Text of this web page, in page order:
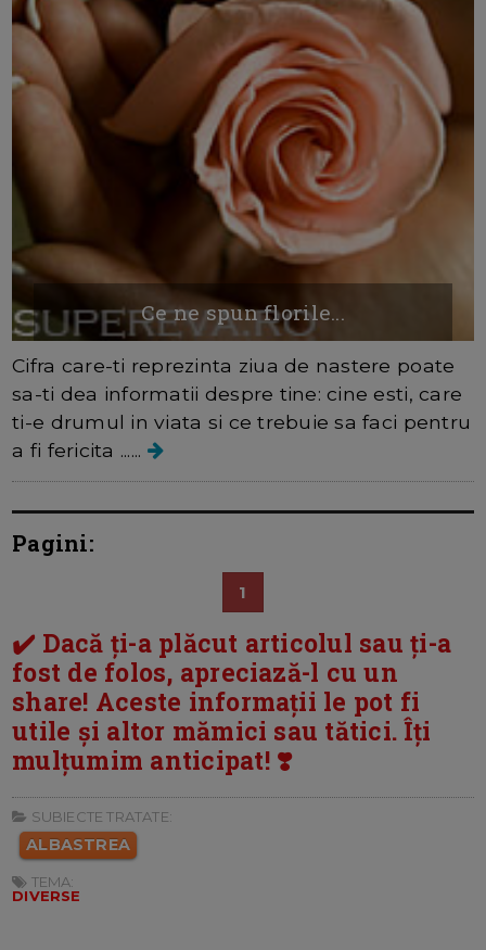
Ce ne spun florile...
Cifra care-ti reprezinta ziua de nastere poate
sa-ti dea informatii despre tine: cine esti, care
ti-e drumul in viata si ce trebuie sa faci pentru
a fi fericita ......
Pagini:
1
✔️ Dacă ți-a plăcut articolul sau ți-a
fost de folos, apreciază-l cu un
share! Aceste informații le pot fi
utile și altor mămici sau tătici. Îți
mulțumim anticipat! ❣️
SUBIECTE TRATATE:
ALBASTREA
TEMA:
DIVERSE